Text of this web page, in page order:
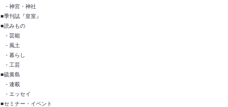
- 神宮・神社
■季刊誌『皇室』
■読みもの
- 芸能
- 風土
- 暮らし
- 工芸
■硫黄島
- 連載
- エッセイ
■セミナー・イベント